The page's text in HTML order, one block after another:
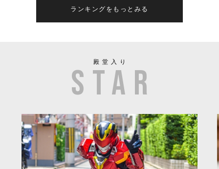
ランキングをもっとみる
殿堂入り